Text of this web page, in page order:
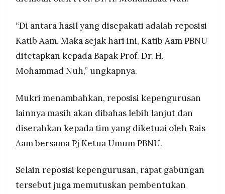
“Di antara hasil yang disepakati adalah reposisi
Katib Aam. Maka sejak hari ini, Katib Aam PBNU
ditetapkan kepada Bapak Prof. Dr. H.
Mohammad Nuh,” ungkapnya.
Mukri menambahkan, reposisi kepengurusan
lainnya masih akan dibahas lebih lanjut dan
diserahkan kepada tim yang diketuai oleh Rais
Aam bersama Pj Ketua Umum PBNU.
Selain reposisi kepengurusan, rapat gabungan
tersebut juga memutuskan pembentukan